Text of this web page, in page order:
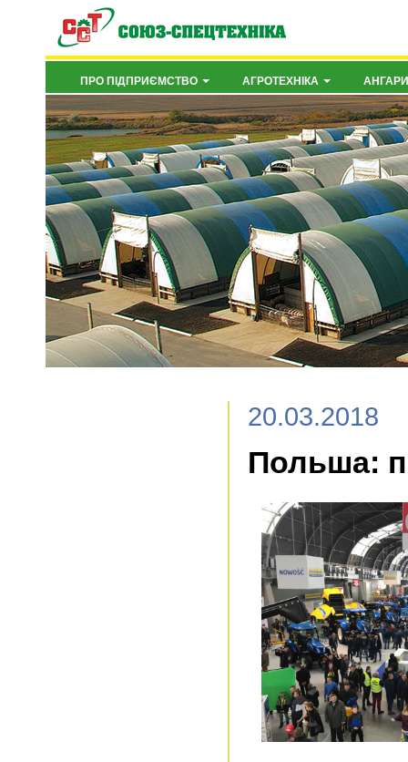
ПРО ПІДПРИЄМСТВО АГРОТЕХНІКА АНГАРИ
20.03.2018
Польша: